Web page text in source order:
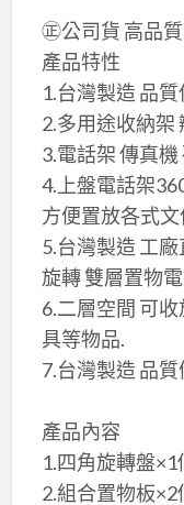
㊣公司貨 高品
產品特性
1.台灣製造 ​品
2.多用途收納架
3.電話架 傳真
4.上盤電話架
方便置放各式文
5.台灣製造 工
旋轉 雙層置物
6.二層空間 可
具等物品.
​7.台灣製造 品質
​產品內容
1.四角旋轉盤×​1
2.組合置物板×​2